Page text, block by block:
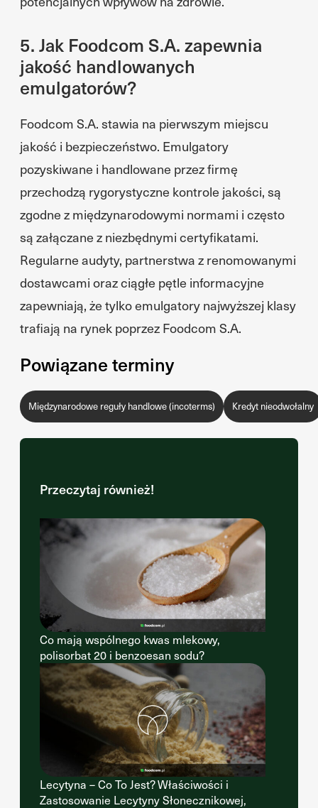
5. Jak Foodcom S.A. zapewnia
jakość handlowanych
emulgatorów?
Foodcom S.A. stawia na pierwszym miejscu
jakość i bezpieczeństwo. Emulgatory
pozyskiwane i handlowane przez firmę
przechodzą rygorystyczne kontrole jakości, są
zgodne z międzynarodowymi normami i często
są załączane z niezbędnymi certyfikatami.
Regularne audyty, partnerstwa z renomowanymi
dostawcami oraz ciągłe pętle informacyjne
zapewniają, że tylko emulgatory najwyższej klasy
trafiają na rynek poprzez Foodcom S.A.
Powiązane terminy
Międzynarodowe reguły handlowe (incoterms) Kredyt nieodwołalny
Przeczytaj również!
Co mają wspólnego kwas mlekowy,
polisorbat 20 i benzoesan sodu?
Lecytyna – Co To Jest? Właściwości i
Zastosowanie Lecytyny Słonecznikowej,